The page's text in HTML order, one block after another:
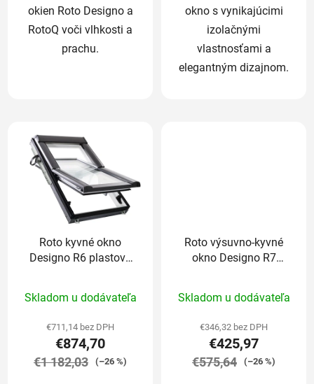
okien Roto Designo a
RotoQ voči vlhkosti a
prachu.
okno s vynikajúcimi
izolačnými
vlastnosťami a
elegantným dizajnom.
Roto kyvné okno
Designo R6 plastové
hodnotenie
produktu
je
5,0
Skladom u dodávateľa
€711,14 bez DPH
€874,70
€1 182,03 (–26 %)
Roto výsuvno-kyvné
okno Designo R7
hodnotenie
produktu
je
5,0
Skladom u dodávateľa
€346,32 bez DPH
€425,97
€575,64 (–26 %)